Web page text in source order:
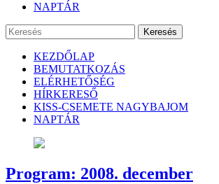
NAPTÁR
Keresés
KEZDŐLAP
BEMUTATKOZÁS
ELÉRHETŐSÉG
HÍRKERESŐ
KISS-CSEMETE NAGYBAJOM
NAPTÁR
Program: 2008. december